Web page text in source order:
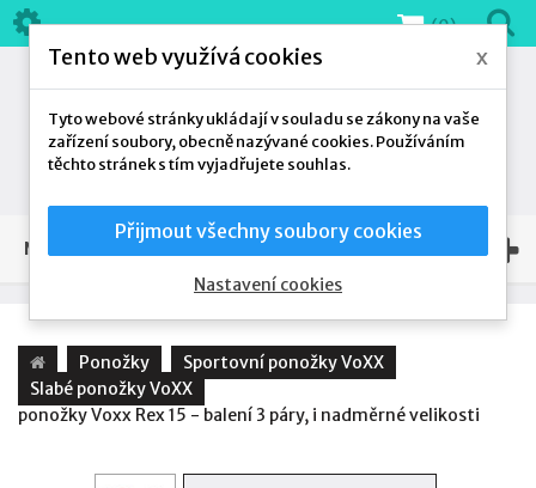
(0)
NAŠE NABÍDKA
Ponožky
Sportovní ponožky VoXX
Slabé ponožky VoXX
ponožky Voxx Rex 15 - balení 3 páry, i nadměrné velikosti
Tento web využívá cookies x
Tyto webové stránky ukládají v souladu se zákony na vaše
zařízení soubory, obecně nazývané cookies. Používáním
těchto stránek s tím vyjadřujete souhlas.
Přijmout všechny soubory cookies
Nastavení cookies